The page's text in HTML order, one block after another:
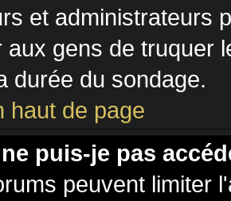
et administrateurs
aux gens de truquer
durée du sondage.
haut de page
puis-je pas
peuvent limiter